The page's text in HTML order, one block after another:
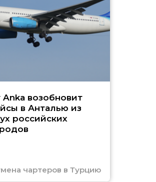
Anka возобновит
в Анталью из
российских
чартеров в Турцию